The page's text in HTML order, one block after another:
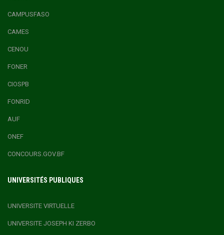
CAMPUSFASO
CAMES
CENOU
FONER
CIOSPB
FONRID
AUF
ONEF
CONCOURS.GOV.BF
UNIVERSITÉS PUBLIQUES
UNIVERSITE VIRTUELLE
UNIVERSITE JOSEPH KI ZERBO